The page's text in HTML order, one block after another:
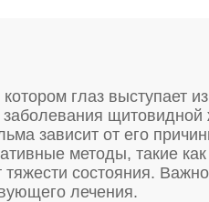
глаз выступает
зависит от его
методы, такие
состояния.
лечения.